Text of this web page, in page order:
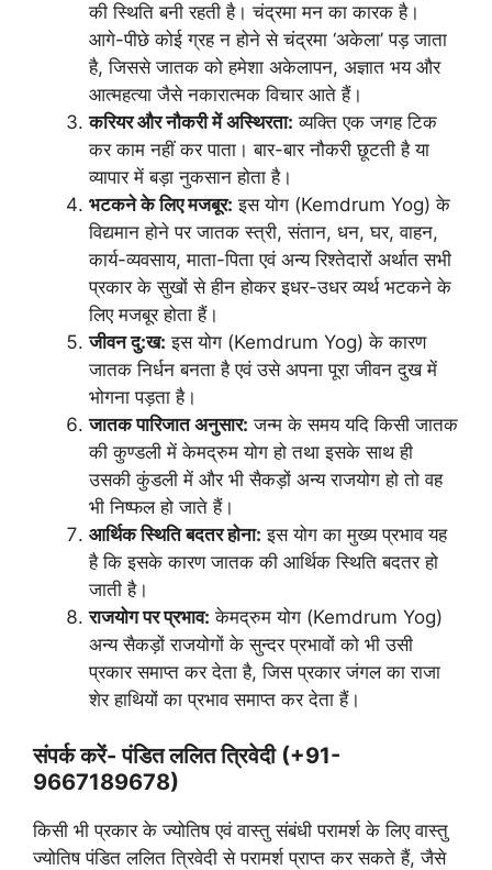
की स्थिति बनी रहती है। चंद्रमा मन का कारक है।
आगे-पीछे कोई ग्रह न होने से चंद्रमा ‘अकेला’ पड़ जाता
है, जिससे जातक को हमेशा अकेलापन, अज्ञात भय और
आत्महत्या जैसे नकारात्मक विचार आते हैं।
करियर और नौकरी में अस्थिरता: व्यक्ति एक जगह टिक
कर काम नहीं कर पाता। बार-बार नौकरी छूटती है या
व्यापार में बड़ा नुकसान होता है।
भटकने के लिए मजबूर: इस योग (Kemdrum Yog) के
विद्यमान होने पर जातक स्त्री, संतान, धन, घर, वाहन,
कार्य-व्यवसाय, माता-पिता एवं अन्य रिश्तेदारों अर्थात सभी
प्रकार के सुखों से हीन होकर इधर-उधर व्यर्थ भटकने के
लिए मजबूर होता हैं।
जीवन दु:ख: इस योग (Kemdrum Yog) के कारण
जातक निर्धन बनता है एवं उसे अपना पूरा जीवन दुख में
भोगना पड़ता है।
जातक पारिजात अनुसार: जन्म के समय यदि किसी जातक
की कुण्डली में केमद्रुम योग हो तथा इसके साथ ही
उसकी कुंडली में और भी सैकड़ों अन्य राजयोग हो तो वह
भी निष्फल हो जाते हैं।
आर्थिक स्थिति बदतर होना: इस योग का मुख्य प्रभाव यह
है कि इसके कारण जातक की आर्थिक स्थिति बदतर हो
जाती है।
राजयोग पर प्रभाव: केमद्रुम योग (Kemdrum Yog)
अन्य सैकड़ों राजयोगों के सुन्दर प्रभावों को भी उसी
प्रकार समाप्त कर देता है, जिस प्रकार जंगल का राजा
शेर हाथियों का प्रभाव समाप्त कर देता हैं।
संपर्क करें- पंडित ललित त्रिवेदी (+91-
9667189678)
किसी भी प्रकार के ज्योतिष एवं वास्तु संबंधी परामर्श के लिए वास्तु
ज्योतिष पंडित ललित त्रिवेदी से परामर्श प्राप्त कर सकते हैं, जैसे